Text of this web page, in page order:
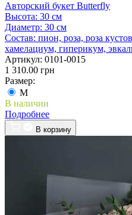
Авторский букет Butterfly
Высота: 30 см
Диаметр: 30 см
Состав: пион, роза, роза
хамелациум, гиперикум,
Артикул: 0101-0015
1 310.00 грн
Размер:
M
В наличии
Подробнее
В корзину